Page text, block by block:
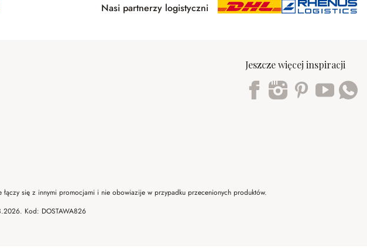
Nasi partnerzy logistyczni
Jeszcze więcej inspiracji
się z innymi promocjami i nie obowiazije w przypadku przecenionych produktów.
Kod: DOSTAWA826